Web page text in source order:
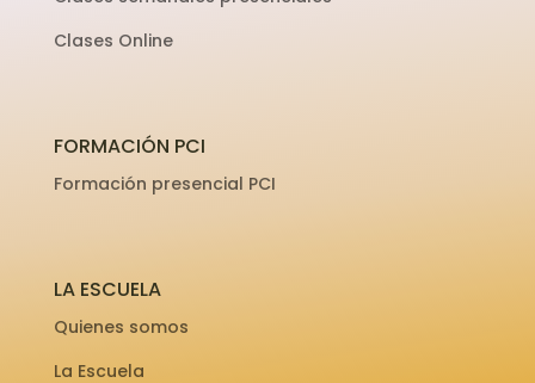
Clases Online
FORMACIÓN PCI
Formación presencial PCI
LA ESCUELA
Quienes somos
La Escuela